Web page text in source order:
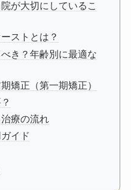
が大切にしているこ
ストとは？
き？年齢別に最適な
矯正（第一期矯正）
療の流れ
イド